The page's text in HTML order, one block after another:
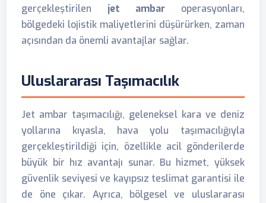
gerçekleştirilen jet ambar operasyonları,
bölgedeki lojistik maliyetlerini düşürürken, zaman
açısından da önemli avantajlar sağlar.
Uluslararası Taşımacılık
Jet ambar taşımacılığı, geleneksel kara ve deniz
yollarına kıyasla, hava yolu taşımacılığıyla
gerçekleştirildiği için, özellikle acil gönderilerde
büyük bir hız avantajı sunar. Bu hizmet, yüksek
güvenlik seviyesi ve kayıpsız teslimat garantisi ile
de öne çıkar. Ayrıca, bölgesel ve uluslararası